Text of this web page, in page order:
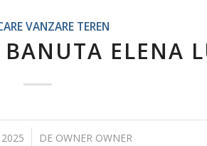
VANZARE TEREN
ELENA
DE OWNER OWNER